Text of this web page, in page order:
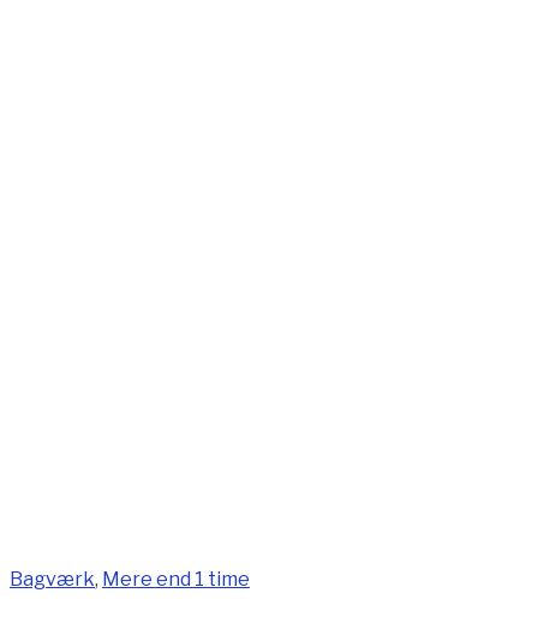
Bagværk, Mere end 1 time